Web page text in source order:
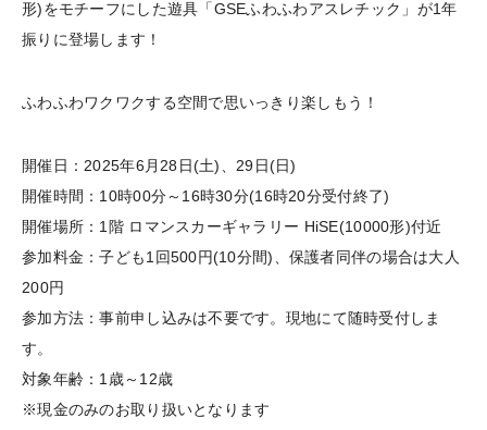
形)をモチーフにした遊具「GSEふわふわアスレチック」が1年
振りに登場します！
ふわふわワクワクする空間で思いっきり楽しもう！
開催日：2025年6月28日(土)、29日(日)
開催時間：10時00分～16時30分(16時20分受付終了)
開催場所：1階 ロマンスカーギャラリー HiSE(10000形)付近
参加料金：子ども1回500円(10分間)、保護者同伴の場合は大人
200円
参加方法：事前申し込みは不要です。現地にて随時受付しま
す。
対象年齢：1歳～12歳
※現金のみのお取り扱いとなります